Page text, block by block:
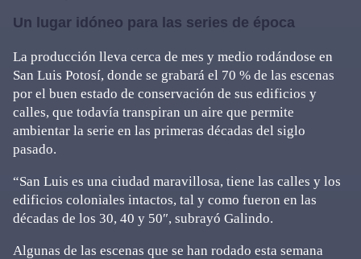
Un lugar idóneo para las series de época
La producción lleva cerca de mes y medio rodándose en
San Luis Potosí, donde se grabará el 70 % de las escenas
por el buen estado de conservación de sus edificios y
calles, que todavía transpiran un aire que permite
ambientar la serie en las primeras décadas del siglo
pasado.
“San Luis es una ciudad maravillosa, tiene las calles y los
edificios coloniales intactos, tal y como fueron en las
décadas de los 30, 40 y 50″, subrayó Galindo.
Algunas de las escenas que se han rodado esta semana